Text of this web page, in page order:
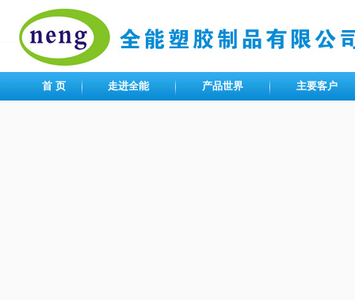
首 页 走进全能 产品世界 主要客户